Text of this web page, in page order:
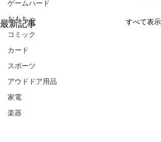
ゲームハード
おもちゃ
コミック
カード
スポーツ
アウドドア用品
家電
楽器
最新記事 すべて表示